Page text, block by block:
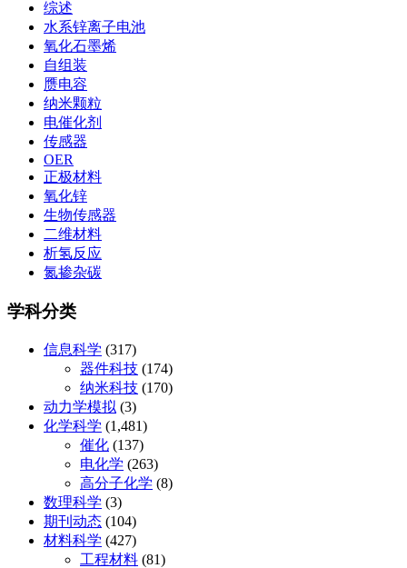
综述
水系锌离子电池
氧化石墨烯
自组装
赝电容
纳米颗粒
电催化剂
传感器
OER
正极材料
氧化锌
生物传感器
二维材料
析氢反应
氮掺杂碳
学科分类
信息科学 (317)
器件科技 (174)
纳米科技 (170)
动力学模拟 (3)
化学科学 (1,481)
催化 (137)
电化学 (263)
高分子化学 (8)
数理科学 (3)
期刊动态 (104)
材料科学 (427)
工程材料 (81)